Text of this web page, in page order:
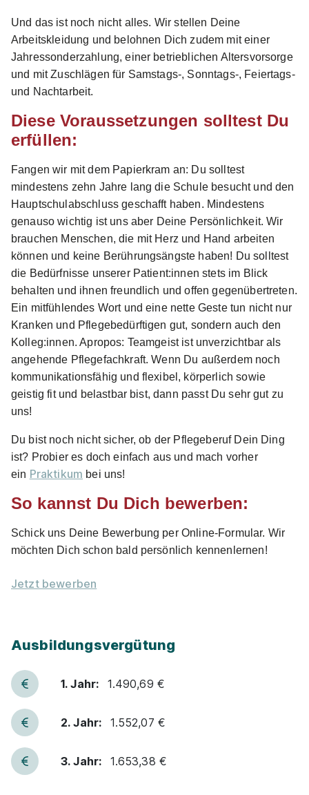
01.10.2026) (m/w/d) Evangelische Heimstiftung
GmbH
01.10.2026
74226 Nordheim
Neu
Pflegefachmann*Pflegefachfrau Euro Akademie
01.09.2028
06112 Halle
Ausbildung Pflegefachmann (m/w/d)
Institut | MeSo-Akademie
01.09.2026
Mehrere Standorte
Schnellbewerbung
Pflegefachkraft/Pflegefachmann/Pflegefachfr
01.10.2026
1.490 - 1.653 € pro Monat
Und das ist noch nicht alles. Wir stellen Deine
Arbeitskleidung und belohnen Dich zudem mit einer
Jahressonderzahlung, einer betrieblichen Altersvorsorge
und mit Zuschlägen für Samstags-, Sonntags-, Feiertags-
und Nachtarbeit.
Diese Voraussetzungen solltest Du
erfüllen:
Fangen wir mit dem Papierkram an: Du solltest
mindestens zehn Jahre lang die Schule besucht und den
Hauptschulabschluss geschafft haben. Mindestens
genauso wichtig ist uns aber Deine Persönlichkeit. Wir
brauchen Menschen, die mit Herz und Hand arbeiten
können und keine Berührungsängste haben! Du solltest
die Bedürfnisse unserer Patient:innen stets im Blick
behalten und ihnen freundlich und offen gegenübertreten.
Ein mitfühlendes Wort und eine nette Geste tun nicht nur
Kranken und Pflegebedürftigen gut, sondern auch den
Kolleg:innen. Apropos: Teamgeist ist unverzichtbar als
angehende Pflegefachkraft. Wenn Du außerdem noch
kommunikationsfähig und flexibel, körperlich sowie
geistig fit und belastbar bist, dann passt Du sehr gut zu
uns!
Du bist noch nicht sicher, ob der Pflegeberuf Dein Ding
ist? Probier es doch einfach aus und mach vorher
ein Praktikum bei uns!
So kannst Du Dich bewerben:
Schick uns Deine Bewerbung per Online-Formular. Wir
möchten Dich schon bald persönlich kennenlernen!
Jetzt bewerben
Ausbildungsvergütung
1. Jahr: 1.490,69 €
2. Jahr: 1.552,07 €
3. Jahr: 1.653,38 €